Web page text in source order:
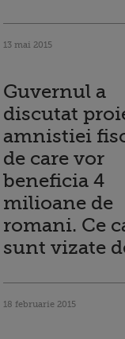
13 mai 2015
Guvernul a
discutat
amnistiei
de care vor
beneficia 4
milioane de
romani. Ce
sunt vizate
18 februarie 2015